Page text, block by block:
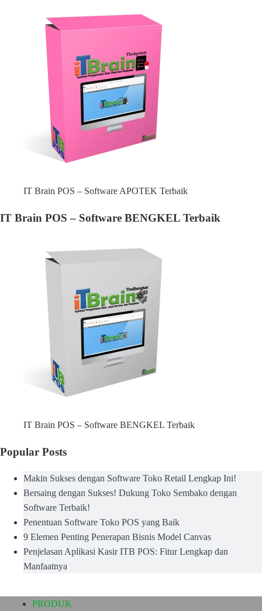
IT Brain POS – Software APOTEK Terbaik
IT Brain POS – Software BENGKEL Terbaik
IT Brain POS – Software BENGKEL Terbaik
Popular Posts
Makin Sukses dengan Software Toko Retail Lengkap Ini!
Bersaing dengan Sukses! Dukung Toko Sembako dengan
Software Terbaik!
Penentuan Software Toko POS yang Baik
9 Elemen Penting Penerapan Bisnis Model Canvas
Penjelasan Aplikasi Kasir ITB POS: Fitur Lengkap dan
Manfaatnya
PRODUK